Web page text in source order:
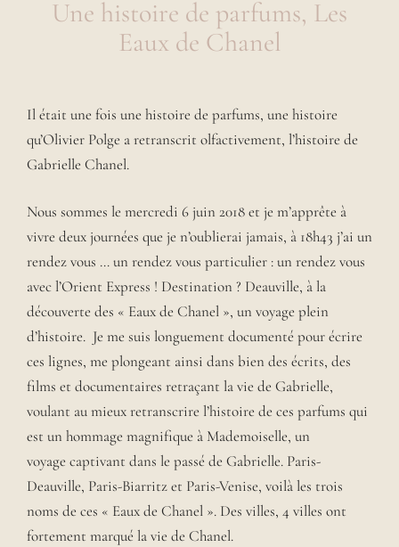
Une histoire de parfums, Les
Eaux de Chanel
Il était une fois une histoire de parfums, une histoire
qu’Olivier Polge a retranscrit olfactivement, l’histoire de
Gabrielle Chanel.
Nous sommes le mercredi 6 juin 2018 et je m’apprête à
vivre deux journées que je n’oublierai jamais, à 18h43 j’ai un
rendez vous … un rendez vous particulier : un rendez vous
avec l’Orient Express ! Destination ? Deauville, à la
découverte des « Eaux de Chanel », un voyage plein
d’histoire. Je me suis longuement documenté pour écrire
ces lignes, me plongeant ainsi dans bien des écrits, des
films et documentaires retraçant la vie de Gabrielle,
voulant au mieux retranscrire l’histoire de ces parfums qui
est un hommage magnifique à Mademoiselle, un
voyage captivant dans le passé de Gabrielle. Paris-
Deauville, Paris-Biarritz et Paris-Venise, voilà les trois
noms de ces « Eaux de Chanel ». Des villes, 4 villes ont
fortement marqué la vie de Chanel.